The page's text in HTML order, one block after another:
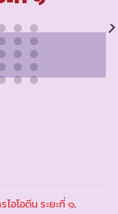
อโอดีน ระยะที่ ๑.